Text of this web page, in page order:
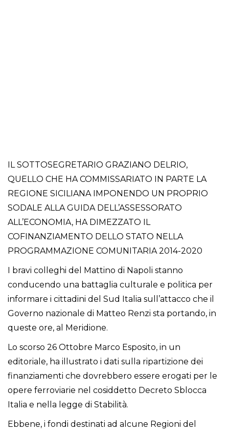
IL SOTTOSEGRETARIO GRAZIANO DELRIO,
QUELLO CHE HA COMMISSARIATO IN PARTE LA
REGIONE SICILIANA IMPONENDO UN PROPRIO
SODALE ALLA GUIDA DELL’ASSESSORATO
ALL’ECONOMIA, HA DIMEZZATO IL
COFINANZIAMENTO DELLO STATO NELLA
PROGRAMMAZIONE COMUNITARIA 2014-2020
I bravi colleghi del Mattino di Napoli stanno
conducendo una battaglia culturale e politica per
informare i cittadini del Sud Italia sull’attacco che il
Governo nazionale di Matteo Renzi sta portando, in
queste ore, al Meridione.
Lo scorso 26 Ottobre Marco Esposito, in un
editoriale, ha illustrato i dati sulla ripartizione dei
finanziamenti che dovrebbero essere erogati per le
opere ferroviarie nel cosiddetto Decreto Sblocca
Italia e nella legge di Stabilità.
Ebbene, i fondi destinati ad alcune Regioni del